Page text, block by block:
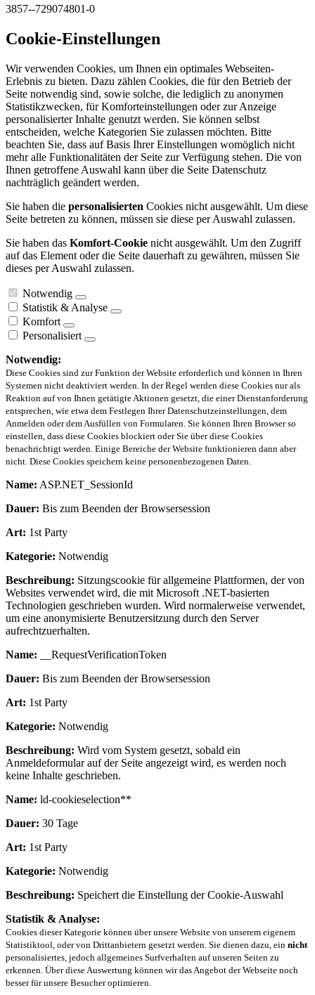
3857--729074801-0
Cookie-Einstellungen
Wir verwenden Cookies, um Ihnen ein optimales Webseiten-
Erlebnis zu bieten. Dazu zählen Cookies, die für den Betrieb der
Seite notwendig sind, sowie solche, die lediglich zu anonymen
Statistikzwecken, für Komforteinstellungen oder zur Anzeige
personalisierter Inhalte genutzt werden. Sie können selbst
entscheiden, welche Kategorien Sie zulassen möchten. Bitte
beachten Sie, dass auf Basis Ihrer Einstellungen womöglich nicht
mehr alle Funktionalitäten der Seite zur Verfügung stehen. Die von
Ihnen getroffene Auswahl kann über die Seite Datenschutz
nachträglich geändert werden.
Sie haben die personalisierten Cookies nicht ausgewählt. Um diese
Seite betreten zu können, müssen sie diese per Auswahl zulassen.
Sie haben das Komfort-Cookie nicht ausgewählt. Um den Zugriff
auf das Element oder die Seite dauerhaft zu gewähren, müssen Sie
dieses per Auswahl zulassen.
Notwendig
Statistik & Analyse
Komfort
Personalisiert
Notwendig:
Diese Cookies sind zur Funktion der Website erforderlich und können in Ihren
Systemen nicht deaktiviert werden. In der Regel werden diese Cookies nur als
Reaktion auf von Ihnen getätigte Aktionen gesetzt, die einer Dienstanforderung
entsprechen, wie etwa dem Festlegen Ihrer Datenschutzeinstellungen, dem
Anmelden oder dem Ausfüllen von Formularen. Sie können Ihren Browser so
einstellen, dass diese Cookies blockiert oder Sie über diese Cookies
benachrichtigt werden. Einige Bereiche der Website funktionieren dann aber
nicht. Diese Cookies speichern keine personenbezogenen Daten.
Name: ASP.NET_SessionId
Dauer: Bis zum Beenden der Browsersession
Art: 1st Party
Kategorie: Notwendig
Beschreibung: Sitzungscookie für allgemeine Plattformen, der von
Websites verwendet wird, die mit Microsoft .NET-basierten
Technologien geschrieben wurden. Wird normalerweise verwendet,
um eine anonymisierte Benutzersitzung durch den Server
aufrechtzuerhalten.
Name: __RequestVerificationToken
Dauer: Bis zum Beenden der Browsersession
Art: 1st Party
Kategorie: Notwendig
Beschreibung: Wird vom System gesetzt, sobald ein
Anmeldeformular auf der Seite angezeigt wird, es werden noch
keine Inhalte geschrieben.
Name: ld-cookieselection**
Dauer: 30 Tage
Art: 1st Party
Kategorie: Notwendig
Beschreibung: Speichert die Einstellung der Cookie-Auswahl
Statistik & Analyse:
Cookies dieser Kategorie können über unsere Website von unserem eigenem
Statistiktool, oder von Drittanbietern gesetzt werden. Sie dienen dazu, ein nicht
personalisiertes, jedoch allgemeines Surfverhalten auf unseren Seiten zu
erkennen. Über diese Auswertung können wir das Angebot der Webseite noch
besser für unsere Besucher optimieren.